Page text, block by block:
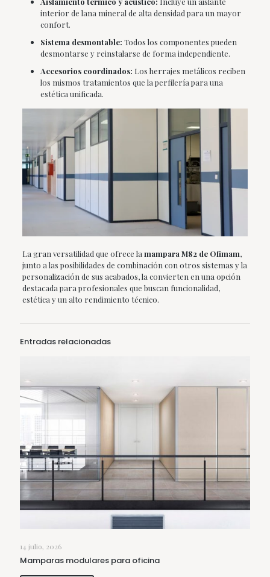
interior de lana mineral de alta densidad para un mayor
confort.
Sistema desmontable: Todos los componentes pueden
desmontarse y reinstalarse de forma independiente.
Accesorios coordinados: Los herrajes metálicos reciben
los mismos tratamientos que la perfilería para una
estética unificada.
La gran versatilidad que ofrece la mampara M82 de Ofimam,
junto a las posibilidades de combinación con otros sistemas y la
personalización de sus acabados, la convierten en una opción
destacada para profesionales que buscan funcionalidad,
estética y un alto rendimiento técnico.
Entradas relacionadas
14 julio, 2026
Mamparas modulares para oficina